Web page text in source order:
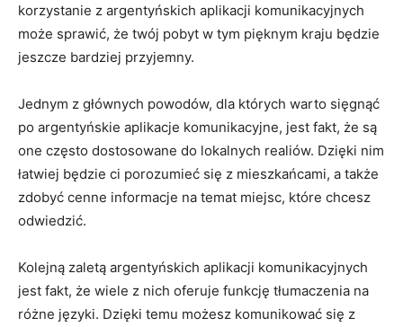
korzystanie z argentyńskich aplikacji komunikacyjnych
może sprawić, że twój pobyt w tym pięknym kraju będzie
jeszcze bardziej przyjemny.
Jednym z głównych powodów, dla których warto sięgnąć
po argentyńskie aplikacje komunikacyjne, jest fakt, że są
one często dostosowane do lokalnych realiów. Dzięki nim
łatwiej będzie ci porozumieć się z mieszkańcami, a także
zdobyć cenne informacje na temat miejsc, które chcesz
odwiedzić.
Kolejną zaletą argentyńskich aplikacji komunikacyjnych
jest fakt, że wiele z nich oferuje funkcję tłumaczenia na
różne języki. Dzięki temu możesz komunikować się z